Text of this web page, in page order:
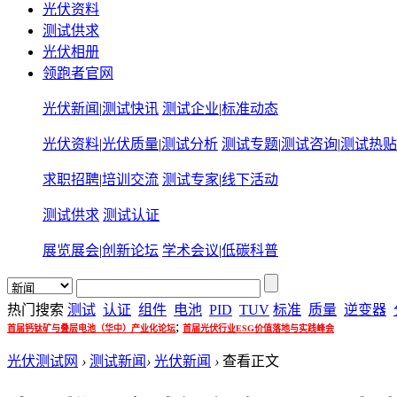
光伏资料
测试供求
光伏相册
领跑者官网
光伏新闻 |测试快讯 测试企业|标准动态
光伏资料|光伏质量|测试分析 测试专题|测试咨询|测试热贴
求职招聘|培训交流 测试专家|线下活动
测试供求 测试认证
展览展会|创新论坛 学术会议|低碳科普
热门搜索 测试 认证 组件 电池 PID TUV 标准 质量 逆变器
首届钙钛矿与叠层电池（华中）产业化论坛; 首届光伏行业ESG价值落地与实践峰会
光伏测试网 › 测试新闻 › 光伏新闻 › 查看正文